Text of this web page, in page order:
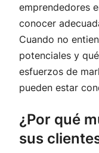
emprendedores
conocer
Cuando no
potenciales y
esfuerzos de
pueden estar
¿Por qué
sus